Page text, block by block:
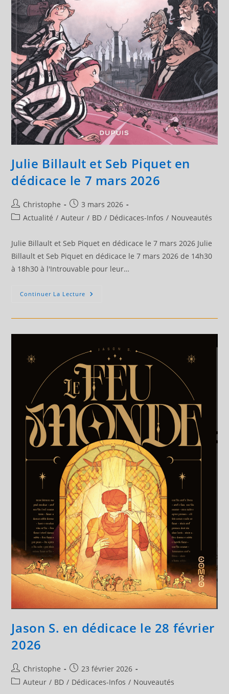
Julie Billault et Seb Piquet en
dédicace le 7 mars 2026
Auteur/autrice
de
Christophe
Publication
publiée :
3 mars 2026
PostActualité / Auteur / BD / Dédicaces-Infos / Nouveautés
Julie Billault et Seb Piquet en dédicace le 7 mars 2026 Julie
Billault et Seb Piquet en dédicace le 7 mars 2026 de 14h30
à 18h30 à l'Introuvable pour leur…
Continuer La Lecture Julie
Dédicace
7
2026
Jason S. en dédicace le 28 février
2026
Auteur/autrice
de
Christophe
Publication
publiée :
23 février 2026
PostAuteur / BD / Dédicaces-Infos / Nouveautés